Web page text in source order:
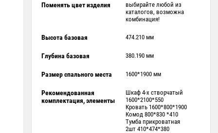
Поменять цвет изделия
выбирайте любой из
каталогов, возможна
комбинация!
Высота базовая 474.210 мм
Глубина базовая 380.190 мм
Размер спального места 1600*1900 мм
Рекомендованная
комплектация, элементы
Шкаф 4-х створчатый
1600*2100*550
Кровать 1600*800*1900
Комод 800*830 *410
Тумба прикроватная
2шт 410*474*380